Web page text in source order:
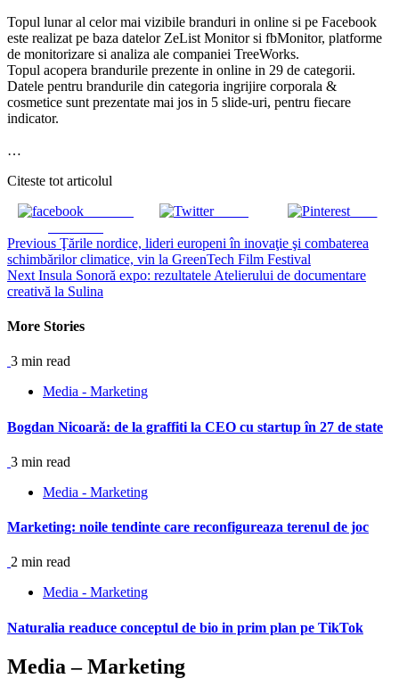
Topul lunar al celor mai vizibile branduri in online si pe Facebook
este realizat pe baza datelor ZeList Monitor si fbMonitor, platforme
de monitorizare si analiza ale companiei TreeWorks.
Topul acopera brandurile prezente in online in 29 de categorii.
Datele pentru brandurile din categoria ingrijire corporala &
cosmetice sunt prezentate mai jos in 5 slide-uri, pentru fiecare
indicator.
…
Citeste tot articolul
Tweet Save
Continue
Reading
Previous Ţările nordice, lideri europeni în inovaţie şi combaterea
schimbărilor climatice, vin la GreenTech Film Festival
Next Insula Sonoră expo: rezultatele Atelierului de documentare
creativă la Sulina
More Stories
3 min read
Media - Marketing
Bogdan Nicoară: de la graffiti la CEO cu startup în 27 de state
3 min read
Media - Marketing
Marketing: noile tendinte care reconfigureaza terenul de joc
2 min read
Media - Marketing
Naturalia readuce conceptul de bio in prim plan pe TikTok
Media – Marketing